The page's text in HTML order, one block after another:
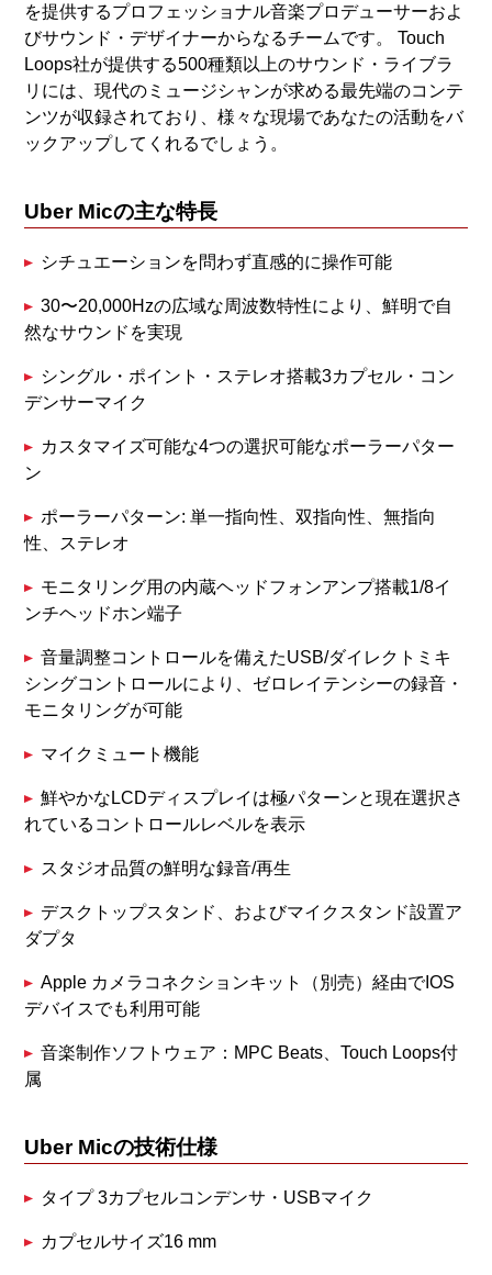
を提供するプロフェッショナル音楽プロデューサーおよ
びサウンド・デザイナーからなるチームです。 Touch
Loops社が提供する500種類以上のサウンド・ライブラ
リには、現代のミュージシャンが求める最先端のコンテ
ンツが収録されており、様々な現場であなたの活動をバ
ックアップしてくれるでしょう。
Uber Micの主な特長
シチュエーションを問わず直感的に操作可能
30〜20,000Hzの広域な周波数特性により、鮮明で自
然なサウンドを実現
シングル・ポイント・ステレオ搭載3カプセル・コン
デンサーマイク
カスタマイズ可能な4つの選択可能なポーラーパター
ン
ポーラーパターン: 単一指向性、双指向性、無指向
性、ステレオ
モニタリング用の内蔵ヘッドフォンアンプ搭載1/8イ
ンチヘッドホン端子
音量調整コントロールを備えたUSB/ダイレクトミキ
シングコントロールにより、ゼロレイテンシーの録音・
モニタリングが可能
マイクミュート機能
鮮やかなLCDディスプレイは極パターンと現在選択さ
れているコントロールレベルを表示
スタジオ品質の鮮明な録音/再生
デスクトップスタンド、およびマイクスタンド設置ア
ダプタ
Apple カメラコネクションキット（別売）経由でIOS
デバイスでも利用可能
音楽制作ソフトウェア：MPC Beats、Touch Loops付
属
Uber Micの技術仕様
タイプ 3カプセルコンデンサ・USBマイク
カプセルサイズ16 mm